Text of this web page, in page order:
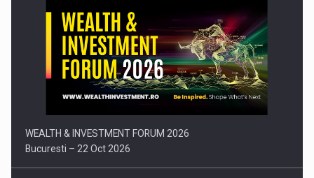
Comunicat de presa: Joburile part-time reincep sa intre pe…
WEALTH & INVESTMENT FORUM 2026
Bucuresti – 22 Oct 2026